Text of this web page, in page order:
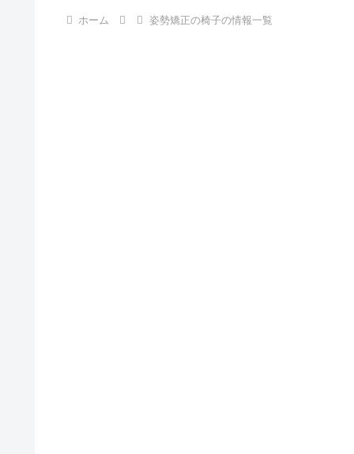
ホーム 姿勢矯正の椅子の情報一覧